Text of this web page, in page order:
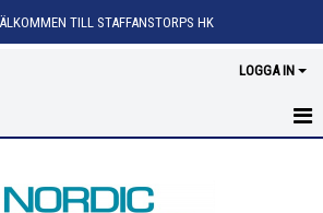
TILL STAFFANSTORPS HK
LOGGA IN